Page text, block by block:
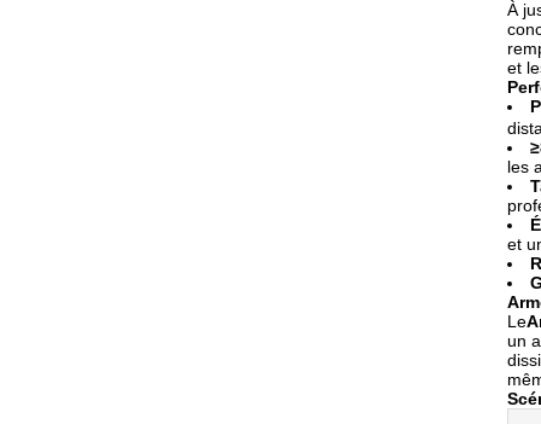
À
et
les
et
Le
un